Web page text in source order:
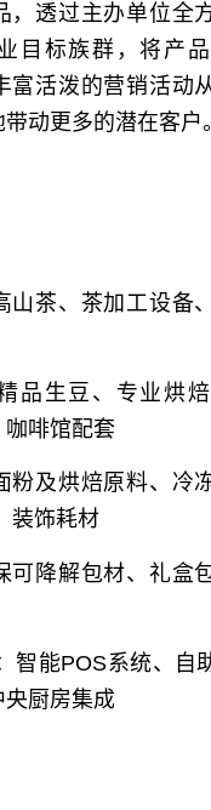
，透过主办单位全
目标族群，将产
富活泼的营销活动
动更多的潜在客户。
山茶、茶加工设备
品生豆、专业烘
啡馆配套
粉及烘焙原料、冷
装饰耗材
可降解包材、礼盒
智能POS系统、自
厨房集成